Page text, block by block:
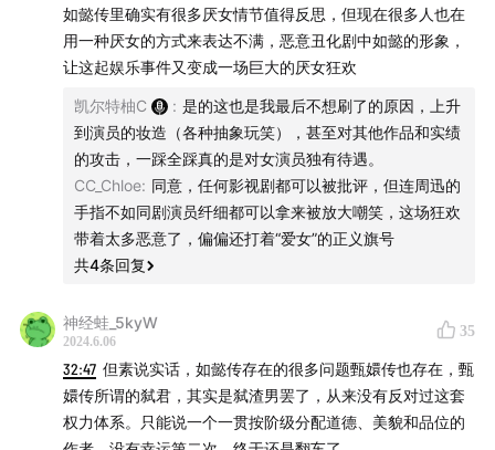
“反琼瑶”与琼瑶作品的高光
作者之死与角色主观能动性
《如懿传》有婚姻本质或悲剧内核吗？
我们一定要“弑权”吗？
文艺创作的左翼历史
53:40 平民王妃凯特最近到底怎么了？
这些年王妃的大众印象转变
01:03:59以情感资源为筹码的王室旅程
如懿传里确实有很多厌女情节值得反思，但现在很多人也在
用一种厌女的方式来表达不满，恶意丑化剧中如懿的形象，
让这起娱乐事件又变成一场巨大的厌女狂欢
凯尔特柚C : 是的这也是我最后不想刷了的原因，上升
到演员的妆造（各种抽象玩笑），甚至对其他作品和实绩
的攻击，一踩全踩真的是对女演员独有待遇。
CC_Chloe: 同意，任何影视剧都可以被批评，但连周迅的
手指不如同剧演员纤细都可以拿来被放大嘲笑，这场狂欢
带着太多恶意了，偏偏还打着“爱女”的正义旗号
共4条回复
神经蛙_5kyW
2024.6.06
35
32:47 但素说实话，如懿传存在的很多问题甄嬛传也存在，甄
嬛传所谓的弑君，其实是弑渣男罢了，从来没有反对过这套
权力体系。只能说一个一贯按阶级分配道德、美貌和品位的